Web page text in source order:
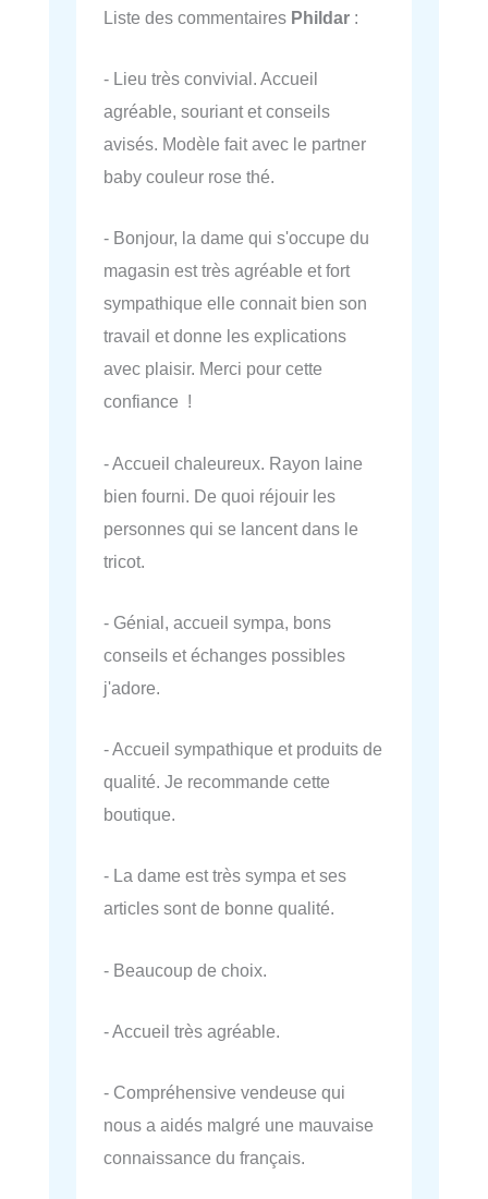
Liste des commentaires Phildar :
- Lieu très convivial. Accueil
agréable, souriant et conseils
avisés. Modèle fait avec le partner
baby couleur rose thé.
- Bonjour, la dame qui s'occupe du
magasin est très agréable et fort
sympathique elle connait bien son
travail et donne les explications
avec plaisir. Merci pour cette
confiance !
- Accueil chaleureux. Rayon laine
bien fourni. De quoi réjouir les
personnes qui se lancent dans le
tricot.
- Génial, accueil sympa, bons
conseils et échanges possibles
j'adore.
- Accueil sympathique et produits de
qualité. Je recommande cette
boutique.
- La dame est très sympa et ses
articles sont de bonne qualité.
- Beaucoup de choix.
- Accueil très agréable.
- Compréhensive vendeuse qui
nous a aidés malgré une mauvaise
connaissance du français.